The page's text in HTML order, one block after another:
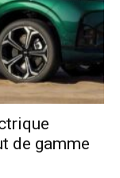
de gamme